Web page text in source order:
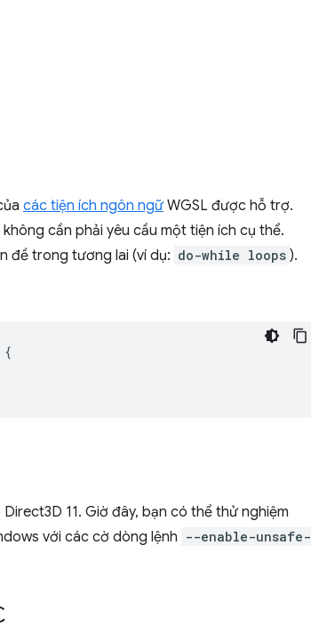
các tiện ích ngôn ngữ WGSL được hỗ trợ.
cần phải yêu cầu một tiện ích cụ thể.
đề trong tương lai (ví dụ: do-while loops ).
{
11. Giờ đây, bạn có thể thử nghiệm
với các cờ dòng lệnh --enable-unsafe-